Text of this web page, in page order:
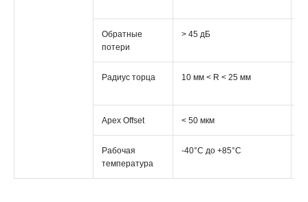
Обратные
потери
> 45 дБ
Радиус торца 10 мм < R < 25 мм
Apex Offset < 50 мкм
Рабочая
температура
-40°C дo +85°C